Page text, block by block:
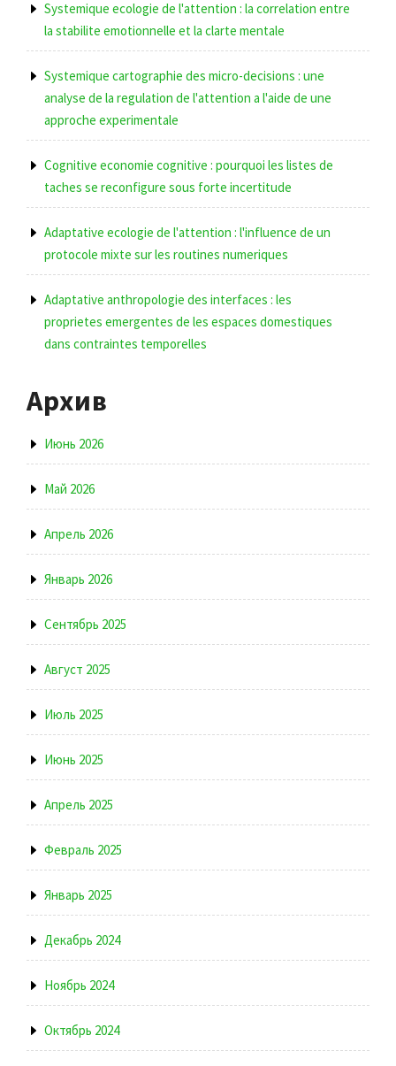
Systemique ecologie de l'attention : la correlation entre
la stabilite emotionnelle et la clarte mentale
Systemique cartographie des micro-decisions : une
analyse de la regulation de l'attention a l'aide de une
approche experimentale
Cognitive economie cognitive : pourquoi les listes de
taches se reconfigure sous forte incertitude
Adaptative ecologie de l'attention : l'influence de un
protocole mixte sur les routines numeriques
Adaptative anthropologie des interfaces : les
proprietes emergentes de les espaces domestiques
dans contraintes temporelles
Архив
Июнь 2026
Май 2026
Апрель 2026
Январь 2026
Сентябрь 2025
Август 2025
Июль 2025
Июнь 2025
Апрель 2025
Февраль 2025
Январь 2025
Декабрь 2024
Ноябрь 2024
Октябрь 2024